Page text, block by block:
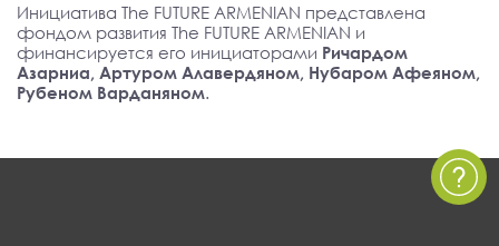
Инициатива The FUTURE ARMENIAN представлена
фондом развития The FUTURE ARMENIAN и
финансируется его инициаторами Ричардом
Азарниа, Артуром Алавердяном, Нубаром Афеяном,
Рубеном Варданяном